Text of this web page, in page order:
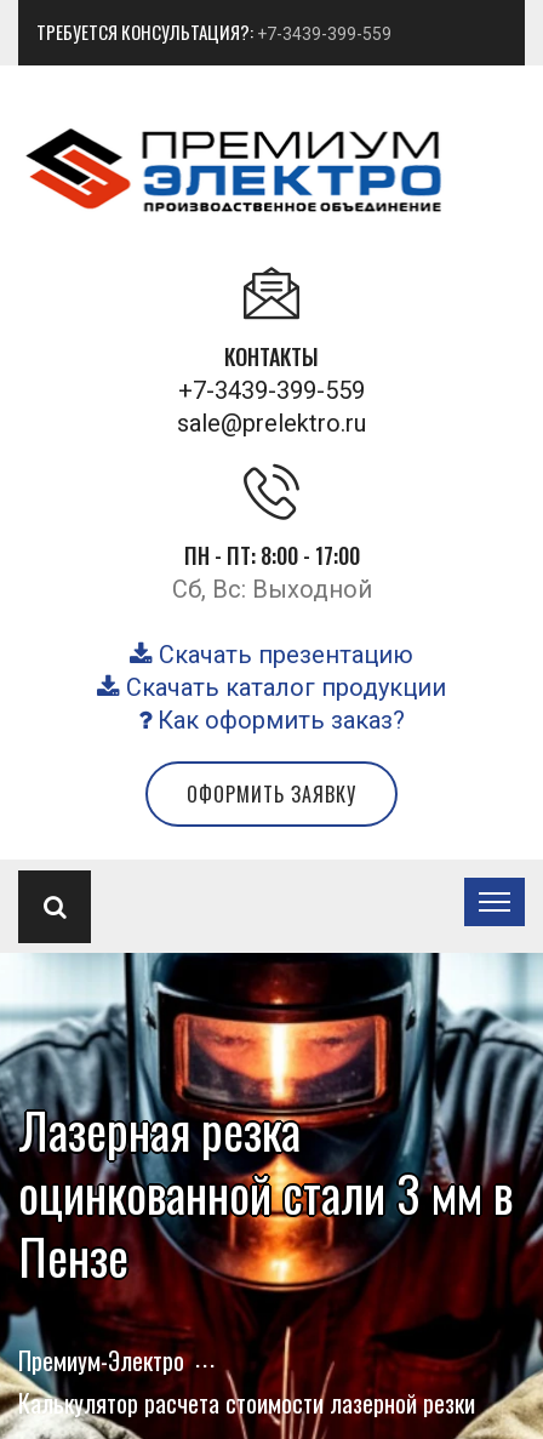
ТРЕБУЕТСЯ КОНСУЛЬТАЦИЯ?: +7-3439-399-559
КОНТАКТЫ
+7-3439-399-559
sale@prelektro.ru
ПН - ПТ: 8:00 - 17:00
Сб, Вс: Выходной
Скачать презентацию
Скачать каталог продукции
Как оформить заказ?
ОФОРМИТЬ ЗАЯВКУ
Лазерная резка
оцинкованной стали 3 мм в
Пензе
Премиум-Электро
Калькулятор расчета стоимости лазерной резки